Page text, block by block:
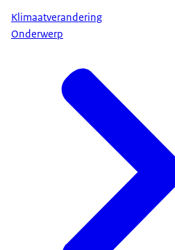
Klimaatverandering
Onderwerp